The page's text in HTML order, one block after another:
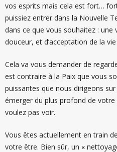
vos esprits mais cela est fort…
puissiez entrer dans la Nouvelle
dans ce que vous souhaitez : une
douceur, et d’acceptation de la
Cela va vous demander de
est contraire à la Paix que vous
puissantes que nous dirigeons
émerger du plus profond de
voulez pas voir.
Vous êtes actuellement en train
votre être. Bien sûr, un «